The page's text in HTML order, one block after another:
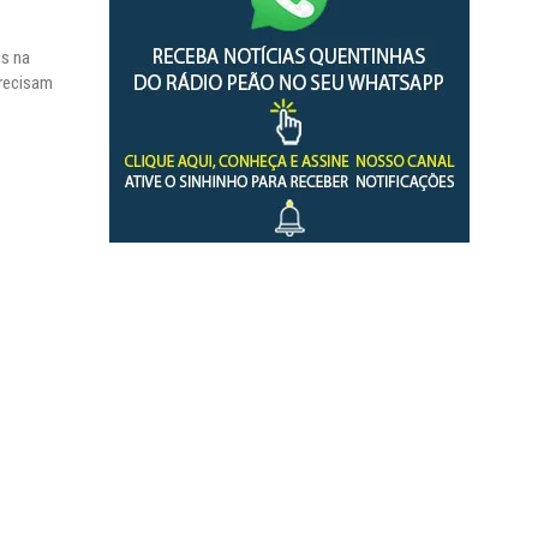
na
ALEX SARATT
​O VAR dos Eduardos